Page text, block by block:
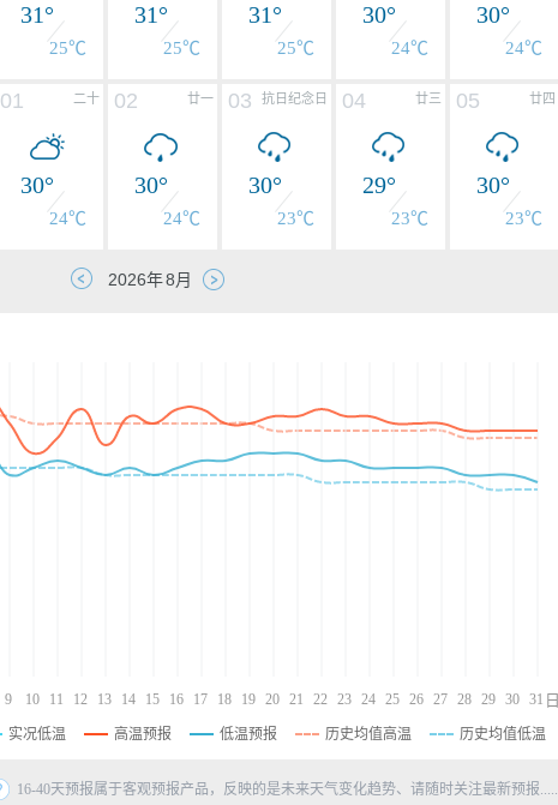
31°
25℃
31°
25℃
31°
25℃
30°
24℃
30°
24℃
二十
01
30°
24℃
廿一
02
30°
24℃
抗日纪念日
03
30°
23℃
廿三
04
29°
23℃
廿四
05
30°
23℃
9 10 11 12 13 14 15 16 17 18 19 20 21 22 23 24 25 26 27 28 29 30 31 日
实况低温 高温预报 低温预报 历史均值高温 历史均值低温
16-40天预报属于客观预报产品，反映的是未来天气变化趋势、请随时关注最新预报.....